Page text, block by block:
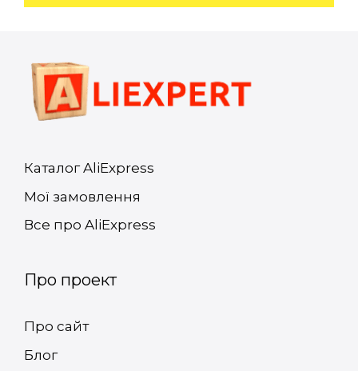
Каталог AliExpress
Мої замовлення
Все про AliExpress
Про проект
Про сайт
Блог